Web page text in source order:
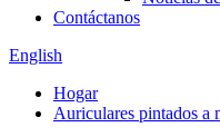
Contáctanos
English
Hogar
Auriculares pintados a